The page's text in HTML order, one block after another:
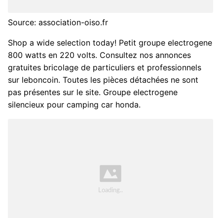
Source: association-oiso.fr
Shop a wide selection today! Petit groupe electrogene
800 watts en 220 volts. Consultez nos annonces
gratuites bricolage de particuliers et professionnels
sur leboncoin. Toutes les pièces détachées ne sont
pas présentes sur le site. Groupe electrogene
silencieux pour camping car honda.